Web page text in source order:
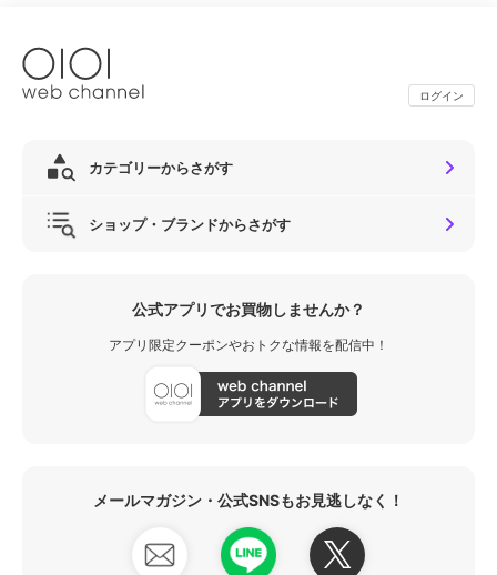
ログイン
カテゴリーからさがす
ショップ・ブランドからさがす
公式アプリでお買物しませんか？
アプリ限定クーポンやおトクな情報を配信中！
メールマガジン・公式SNSもお見逃しなく！